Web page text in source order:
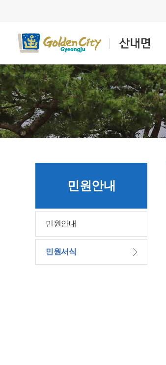
민원안내
민원안내
민원서식